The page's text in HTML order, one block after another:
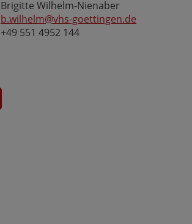
Brigitte Wilhelm-Nienaber
b.wilhelm@vhs-goettingen.de
+49 551 4952 144